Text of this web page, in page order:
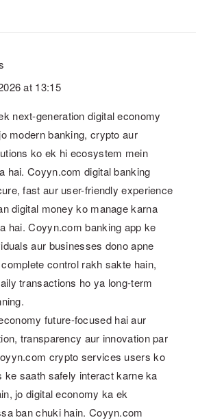
at 13:15
next-generation digital economy
modern banking, crypto aur
ko ek hi ecosystem mein
hai. Coyyn.com digital banking
fast aur user-friendly experience
digital money ko manage karna
hai. Coyyn.com banking app ke
aur businesses dono apne
control rakh sakte hain,
transactions ho ya long-term
future-focused hai aur
transparency aur innovation par
crypto services users ko
ke saath safely interact karne ka
jo digital economy ka ek
ban chuki hain. Coyyn.com